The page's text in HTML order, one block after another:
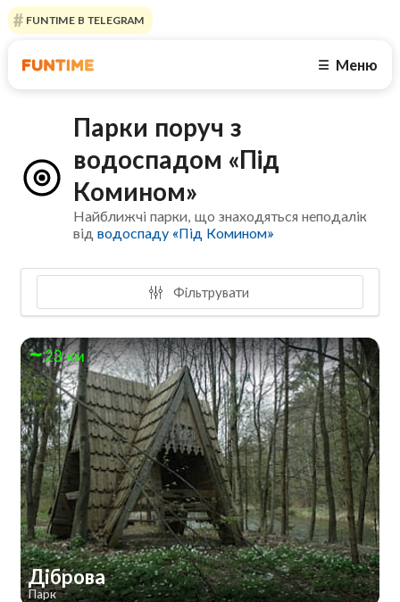
FUNTIME В TELEGRAM
☰ Меню
Парки поруч з
водоспадом «Під
Комином»
Найближчі парки, що знаходяться неподалік
відводоспаду «Під Комином»
Фільтрувати
23 км
Діброва
Парк